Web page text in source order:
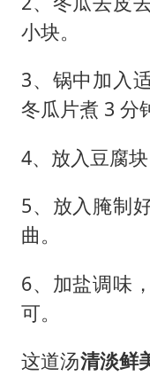
小块。
3、锅中加入
冬瓜片煮 3 分
4、放入豆腐块
5、放入腌制
曲。
6、加盐调味
可。
这道汤清淡鲜